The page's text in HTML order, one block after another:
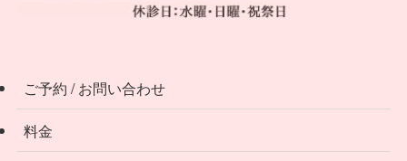
ご予約 / お問い合わせ
料金